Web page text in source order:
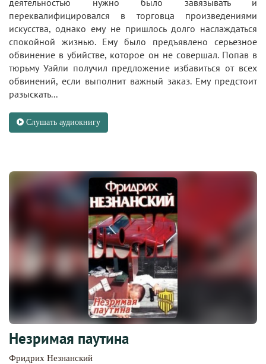
переквалифицировался в торговца произведениями
искусства, однако ему не пришлось долго наслаждаться
спокойной жизнью. Ему было предъявлено серьезное
обвинение в убийстве, которое он не совершал. Попав в
тюрьму Уайли получил предложение избавиться от всех
обвинений, если выполнит важный заказ. Ему предстоит
разыскать...
Слушать аудиокнигу
Незримая паутина
Фридрих Незнанский